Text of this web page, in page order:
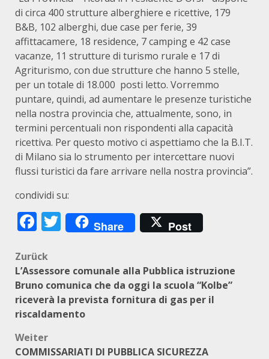
di circa 400 strutture alberghiere e ricettive, 179
B&B, 102 alberghi, due case per ferie, 39
affittacamere, 18 residence, 7 camping e 42 case
vacanze, 11 strutture di turismo rurale e 17 di
Agriturismo, con due strutture che hanno 5 stelle,
per un totale di 18.000 posti letto. Vorremmo
puntare, quindi, ad aumentare le presenze turistiche
nella nostra provincia che, attualmente, sono, in
termini percentuali non rispondenti alla capacità
ricettiva. Per questo motivo ci aspettiamo che la B.I.T.
di Milano sia lo strumento per intercettare nuovi
flussi turistici da fare arrivare nella nostra provincia”.
condividi su:
Facebook
Twitter
Share Post
Beitragsnavigation
Zurück
L’Assessore comunale alla Pubblica istruzione
Bruno comunica che da oggi la scuola “Kolbe”
riceverà la prevista fornitura di gas per il
riscaldamento
Weiter
COMMISSARIATI DI PUBBLICA SICUREZZA